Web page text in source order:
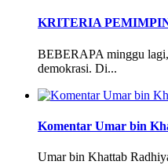
KRITERIA
BEBERAPA minggu
demokrasi. Di...
Komentar Umar bin
Umar bin Khattab